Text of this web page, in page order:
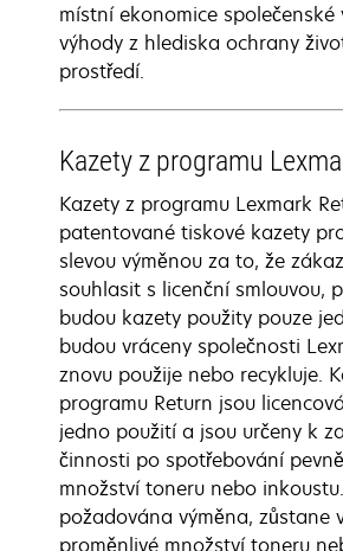
místní ekonomice společenské
výhody z hlediska ochrany
prostředí.
Kazety z programu
Kazety z programu Lexmark
patentované tiskové kazety
slevou výměnou za to, že
souhlasit s licenční smlouvou,
budou kazety použity pouze
budou vráceny společnosti
znovu použije nebo recykluje.
programu Return jsou
jedno použití a jsou určeny k
činnosti po spotřebování
množství toneru nebo
požadována výměna, zůstane
proměnlivé množství toneru